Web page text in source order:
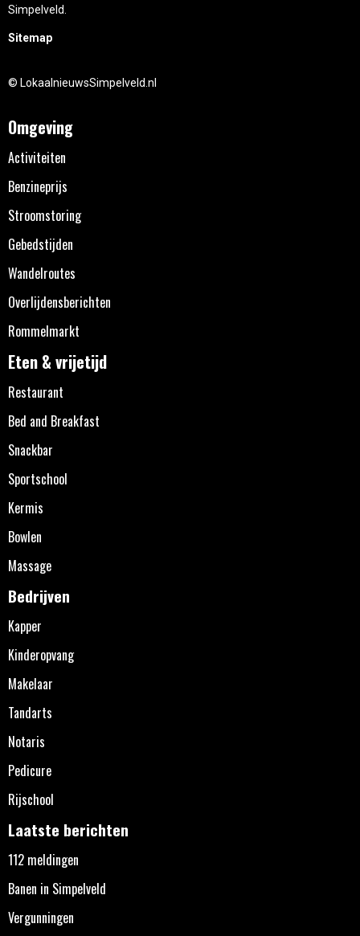
Simpelveld.
Sitemap
© LokaalnieuwsSimpelveld.nl
Omgeving
Activiteiten
Benzineprijs
Stroomstoring
Gebedstijden
Wandelroutes
Overlijdensberichten
Rommelmarkt
Eten & vrijetijd
Restaurant
Bed and Breakfast
Snackbar
Sportschool
Kermis
Bowlen
Massage
Bedrijven
Kapper
Kinderopvang
Makelaar
Tandarts
Notaris
Pedicure
Rijschool
Laatste berichten
112 meldingen
Banen in Simpelveld
Vergunningen